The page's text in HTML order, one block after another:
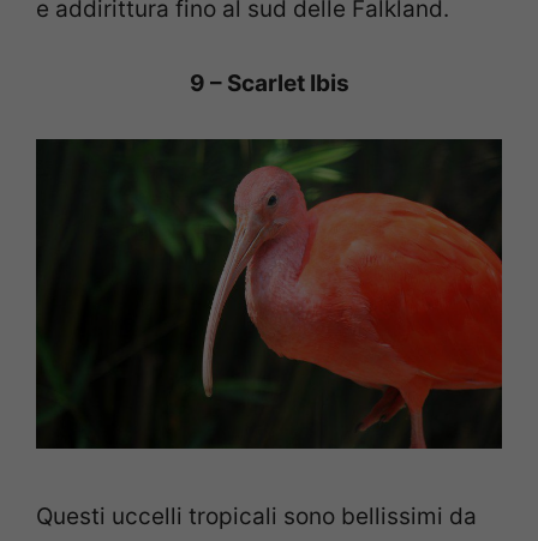
e addirittura fino al sud delle Falkland.
9 – Scarlet Ibis
Questi uccelli tropicali sono bellissimi da